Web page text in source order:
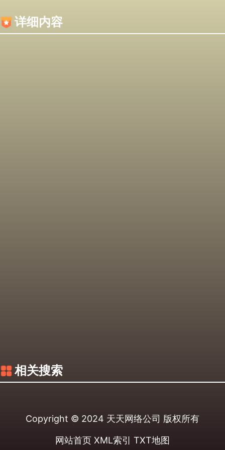
详细内容
相关搜索
Copyright © 2024 天天网络公司 版权所有
网站首页 XML索引 TXT地图